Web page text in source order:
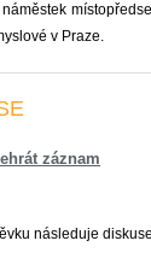
v Praze.
záznam
následuje